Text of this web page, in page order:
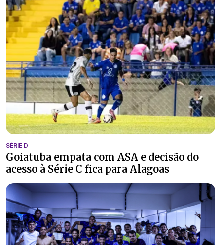
SÉRIE D
Goiatuba empata com ASA e decisão do
acesso à Série C fica para Alagoas